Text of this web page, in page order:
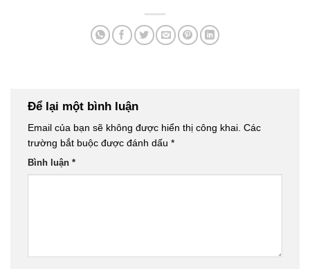
Để lại một bình luận
Email của bạn sẽ không được hiển thị công khai. Các
trường bắt buộc được đánh dấu *
Bình luận *